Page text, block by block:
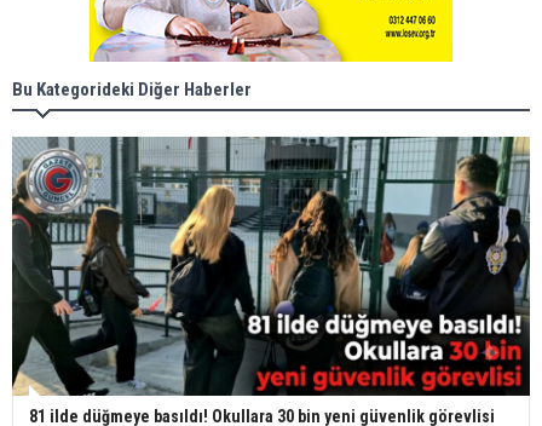
Bu Kategorideki Diğer Haberler
81 ilde düğmeye basıldı! Okullara 30 bin yeni güvenlik görevlisi